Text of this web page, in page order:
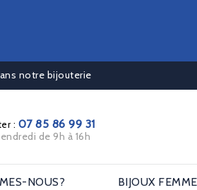
notre bijouterie
: 07 85 86 99 31
de 9h à 16h
NOUS? BIJOUX FEMME